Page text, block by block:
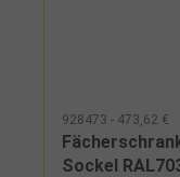
928473 - 473,62 €
Sockel